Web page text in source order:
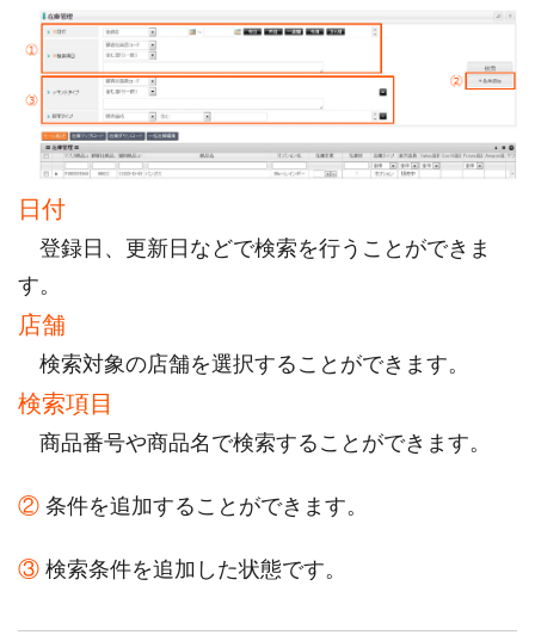
日付
登録日、更新日などで検索を行うことができま
す。
店舗
検索対象の店舗を選択することができます。
検索項目
商品番号や商品名で検索することができます。
② 条件を追加することができます。
③ 検索条件を追加した状態です。